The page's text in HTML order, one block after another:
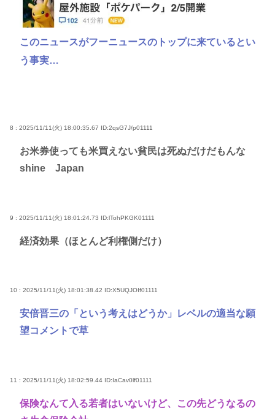
このニュースがフーニュースのトップに来ているとい
う事実…
8 : 2025/11/11(火) 18:00:35.67 ID:2qsG7J/p01111
お米券使っても米買えない貧民は死ぬだけだもんな
shine Japan
9 : 2025/11/11(火) 18:01:24.73 ID:lTohPKGK01111
経済効果（ほとんど利権側だけ）
10 : 2025/11/11(火) 18:01:38.42 ID:X5UQJOIf01111
安倍晋三の「という考えはどうか」レベルの適当な願
望コメントで草
11 : 2025/11/11(火) 18:02:59.44 ID:IaCav0lf01111
保険なんて入る若者はいないけど、この先どうなるの